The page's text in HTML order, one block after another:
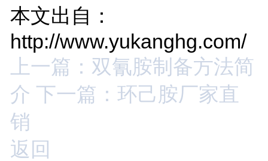
本文出自：
http://www.yukanghg.com/
上一篇：双氰胺制备方法简
介 下一篇：环己胺厂家直
销
返回